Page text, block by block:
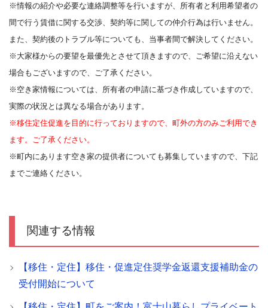
※情報の紹介や必要な連絡調整等を行いますが、所有者と利用希望者の
間で行う賃借に関する交渉、契約等に関しての仲介行為は行いません。
また、契約後のトラブル等についても、当事者間で解決してください。
※大家様からの要望を最優先とさせて頂きますので、ご希望に沿えない
場合もございますので、ご了承ください。
※空き家情報については、所有者の申請に基づき作成していますので、
実際の状況とは異なる場合があります。
※移住定住促進を目的に行っておりますので、町外の方のみご利用でき
ます。ご了承ください。
※町内にあります空き家の提供者についても募集していますので、下記
までご連絡ください。
関連する情報
【移住・定住】移住・促進定住奨学金返還支援補助金の
受付開始について